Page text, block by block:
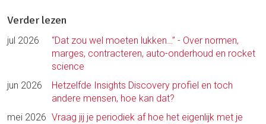
Verder lezen
jul 2026
“Dat zou wel moeten lukken…” - Over normen,
marges, contracteren, auto-onderhoud en rocket
science
jun 2026
Hetzelfde Insights Discovery profiel en toch
andere mensen, hoe kan dat?
mei 2026 Vraag jij je periodiek af hoe het eigenlijk met je